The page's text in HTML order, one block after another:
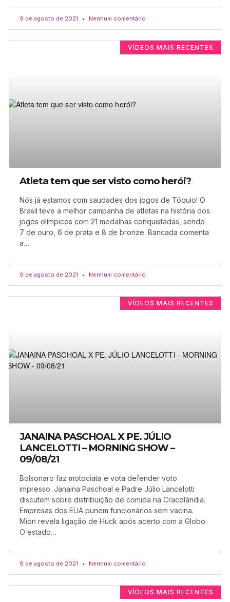
9 de agosto de 2021 Nenhum comentário
VÍDEOS MAIS RECENTES
Atleta tem que ser visto como herói?
Nós já estamos com saudades dos jogos de Tóquio! O
Brasil teve a melhor campanha de atletas na história dos
jogos olímpicos com 21 medalhas conquistadas, sendo
7 de ouro, 6 de prata e 8 de bronze. Bancada comenta
a…
9 de agosto de 2021 Nenhum comentário
VÍDEOS MAIS RECENTES
JANAINA PASCHOAL X PE. JÚLIO
LANCELOTTI – MORNING SHOW –
09/08/21
Bolsonaro faz motociata e vota defender voto
impresso. Janaina Paschoal e Padre Júlio Lancelotti
discutem sobre distribuição de comida na Cracolândia.
Empresas dos EUA punem funcionários sem vacina.
Mion revela ligação de Huck após acerto com a Globo.
O estado…
9 de agosto de 2021 Nenhum comentário
VÍDEOS MAIS RECENTES